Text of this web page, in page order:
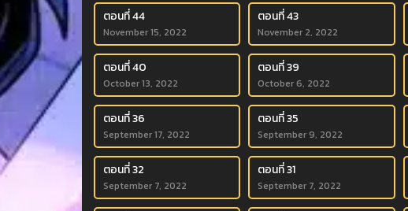
ตอนที่ 44
November 15, 2022
ตอนที่ 43
November 2, 2022
ตอนที่ 40
October 13, 2022
ตอนที่ 39
October 6, 2022
ตอนที่ 36
September 17, 2022
ตอนที่ 35
September 9, 2022
ตอนที่ 32
September 7, 2022
ตอนที่ 31
September 7, 2022